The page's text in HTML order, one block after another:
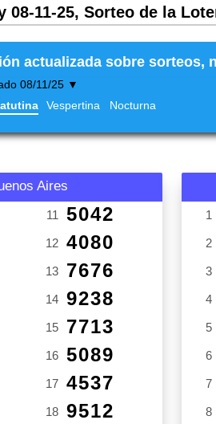
11-25, Sorteo de la
actualizada sobre
08/11/25 ▼
Vespertina Nocturna
Aires
11 5042
12 4080
13 7676
14 9238
15 7713
16 5089
17 4537
18 9512
1
2
3
4
5
6
7
8